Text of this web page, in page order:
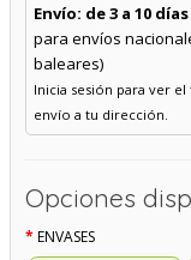
Envío: de 3 a 10
para envíos
baleares)
Inicia sesión para ver
envío a tu dirección.
Opciones
ENVASES